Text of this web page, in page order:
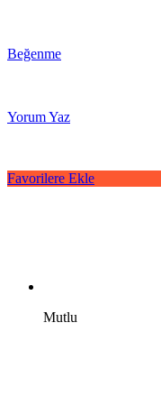
Beğenme
Yorum Yaz
Favorilere Ekle
Mutlu